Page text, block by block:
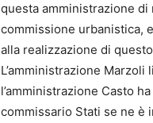
questa amministrazione
commissione urbanistica,
alla realizzazione di
L’amministrazione
l’amministrazione Casto
commissario Stati se ne è